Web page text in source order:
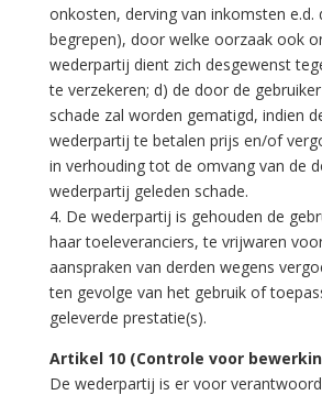
onkosten, derving van inkomsten e.d.
begrepen), door welke oorzaak ook
wederpartij dient zich desgewenst
te verzekeren; d) de door de
schade zal worden gematigd, indien
wederpartij te betalen prijs en/of
in verhouding tot de omvang van de
wederpartij geleden schade.
4. De wederpartij is gehouden de
haar toeleveranciers, te vrijwaren
aanspraken van derden wegens
ten gevolge van het gebruik of
geleverde prestatie(s).
Artikel 10 (Controle voor
De wederpartij is er voor